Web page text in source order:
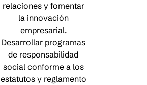
relaciones y fomentar
la innovación
empresarial.
Desarrollar programas
de responsabilidad
social conforme a los
estatutos y reglamento